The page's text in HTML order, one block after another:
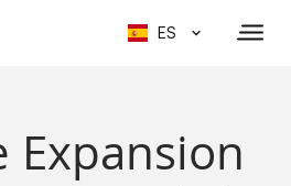
ES
Expansion